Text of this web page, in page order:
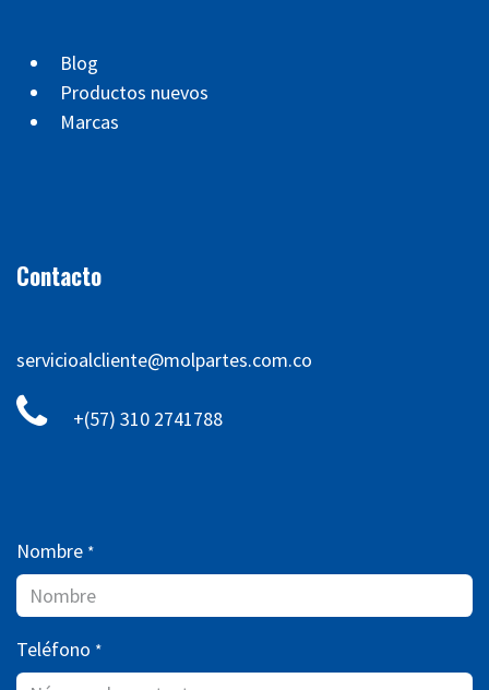
Blog
Productos nuevos
Marcas
Contacto
servicioalcliente@molpartes.com.co
+(57) 310 2741788
Nombre *
Teléfono *